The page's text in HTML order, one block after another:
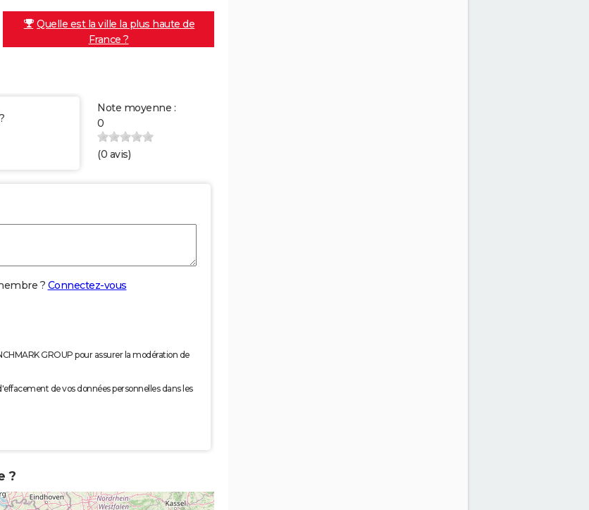
Quelle est la ville la plus haute de
France ?
Note moyenne :
0
(0 avis)
? Connectez-vous
GROUP pour assurer la modération de
de vos données personnelles dans les
?